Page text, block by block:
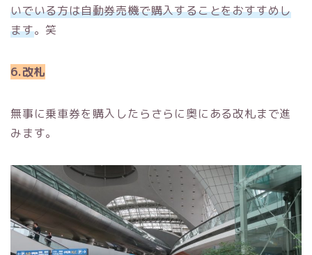
いでいる方は自動券売機で購入することをおすすめし
ます。笑
6.改札
無事に乗車券を購入したらさらに奥にある改札まで進
みます。